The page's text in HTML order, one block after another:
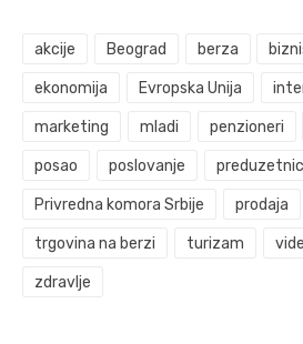
akcije Beograd berza
ekonomija Evropska Unija
marketing mladi penzioneri
posao poslovanje
Privredna komora Srbije prodaja
trgovina na berzi turizam
zdravlje